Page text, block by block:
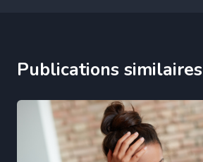
Publications similaires